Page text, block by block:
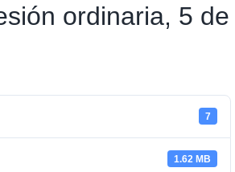
ordinaria, 5
7
1.62 MB